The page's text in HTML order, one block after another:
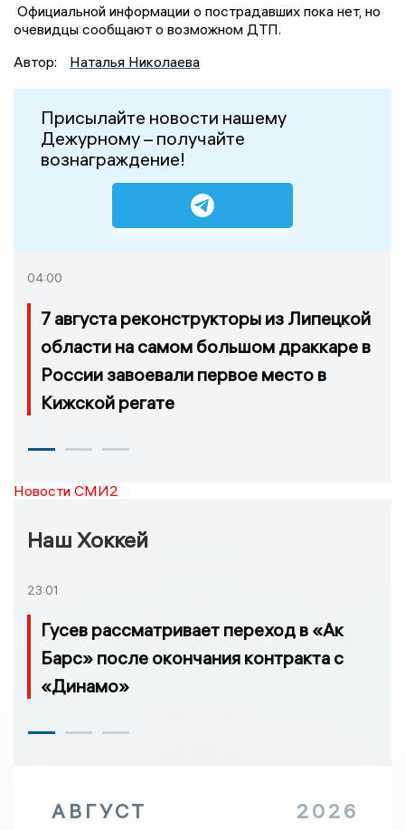
Официальной информации о пострадавших пока нет, но
очевидцы сообщают о возможном ДТП.
Автор:
Наталья Николаева
Присылайте новости нашему
Дежурному – получайте
вознаграждение!
04:00
7 августа реконструкторы из Липецкой
области на самом большом драккаре в
России завоевали первое место в
Кижской регате
Новости СМИ2
Наш Хоккей
23:01
Гусев рассматривает переход в «Ак
Барс» после окончания контракта с
«Динамо»
АВГУСТ 2026